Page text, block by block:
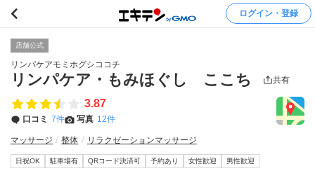
ログイン・登録
店舗公式
リンパケアモミホグシココチ
リンパケア・もみほぐし ここち 共有
3.87
口コミ 7件 写真 12件
マッサージ 整体 リラクゼーションマッサージ
日祝OK 駐車場有 QRコード決済可 予約あり 女性歓迎 男性歓迎